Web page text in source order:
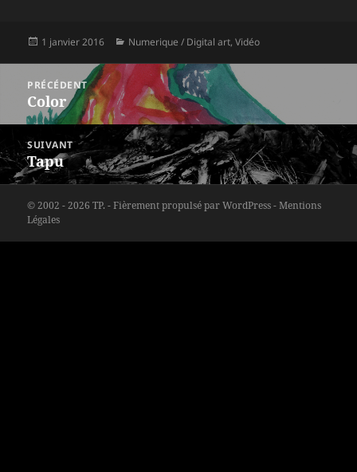
Publié
1 janvier 2016 Catégories
Numerique / Digital art,Vidéo
l’article
PRÉCÉDENT
Article
précédent :
Color
SUIVANT
Article
suivant :
Tapu
© 2002 - 2026 TP. -Fièrement propulsé par WordPress-Mentions
Légales